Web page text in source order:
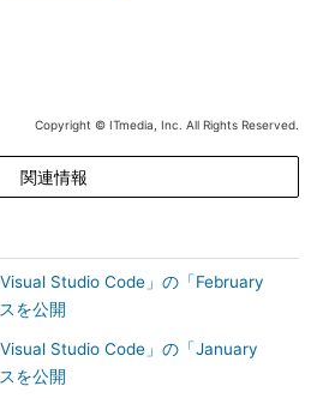
Copyright © ITmedia, Inc. All Rights Reserved.
関連情報
Studio Code」の「February
を公開
Studio Code」の「January
を公開